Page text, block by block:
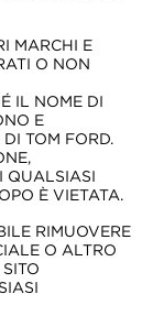
MARCHI E
O NON
IL NOME DI
E
TOM FORD.
QUALSIASI
È VIETATA.
RIMUOVERE
O ALTRO